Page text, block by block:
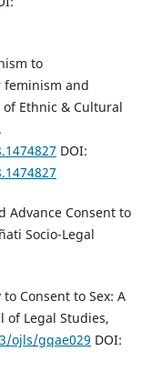
to
feminism and
Ethnic & Cultural
DOI:
Advance Consent to
Socio-Legal
Consent to Sex: A
of Legal Studies,
ojls/gqae029 DOI: